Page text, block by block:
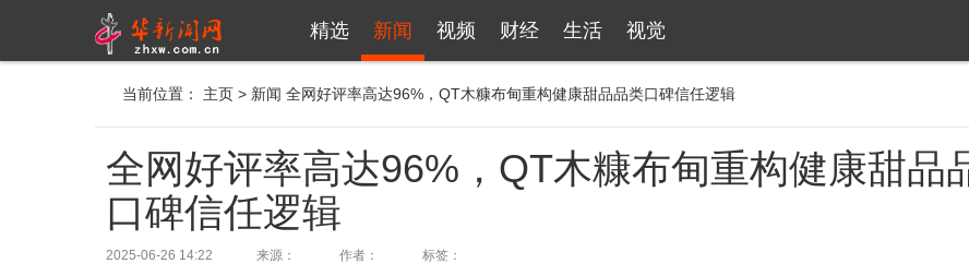
精选 新闻 视频 财经 生活 视觉
当前位置： 主页 > 新闻 全网好评率高达96%，QT木糠布甸重构健康甜品品类口碑信任逻辑
全网好评率高达96%，QT木糠布甸重构健康甜品
口碑信任逻辑
2025-06-26 14:22 来源： 作者： 标签：